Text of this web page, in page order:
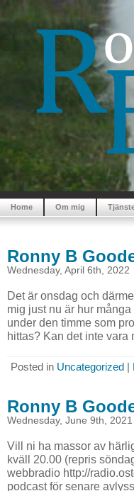
Home Om mig
Ronny B
Wednesday, April 6th, 2022
Det är onsdag och
mig just nu är hur
under den timme som
hittas? Kan det inte vara
Posted in Uncategorized |
Ronny B
Wednesday, June 9th, 2021
Vill ni ha massor av
kväll 20.00 (repris
webbradio http://
podcast för senare